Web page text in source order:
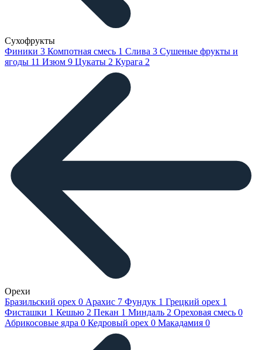
Сухофрукты
Финики 3 Компотная смесь 1 Слива 3 Сушеные фрукты и
ягоды 11 Изюм 9 Цукаты 2 Курага 2
Орехи
Бразильский орех 0 Арахис 7 Фундук 1 Грецкий орех 1
Фисташки 1 Кешью 2 Пекан 1 Миндаль 2 Ореховая смесь 0
Абрикосовые ядра 0 Кедровый орех 0 Макадамия 0